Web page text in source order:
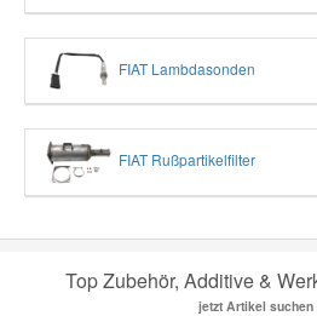
FIAT Lambdasonden
FIAT Rußpartikelfilter
Top Zubehör, Additive &
jetzt Artikel suchen